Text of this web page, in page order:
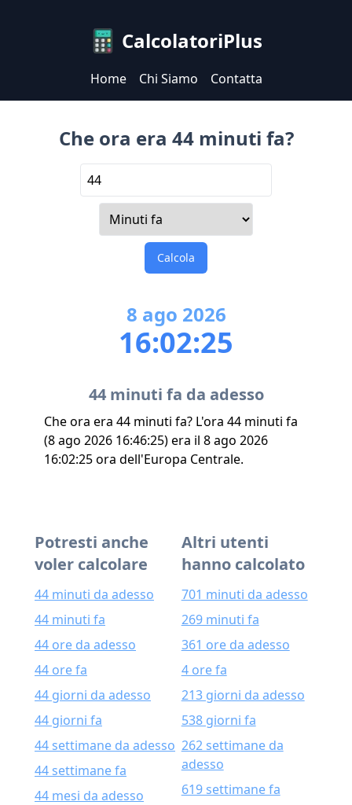
CalcolatoriPlus
Home Chi Siamo Contatta
Che ora era 44 minuti fa?
Calcola
8 ago 2026
16:02:25
44 minuti fa da adesso
Che ora era 44 minuti fa? L'ora 44 minuti fa
(8 ago 2026 16:46:25) era il 8 ago 2026
16:02:25 ora dell'Europa Centrale.
Potresti anche
voler calcolare
44 minuti da adesso
44 minuti fa
44 ore da adesso
44 ore fa
44 giorni da adesso
44 giorni fa
44 settimane da adesso
44 settimane fa
44 mesi da adesso
Altri utenti
hanno calcolato
701 minuti da adesso
269 minuti fa
361 ore da adesso
4 ore fa
213 giorni da adesso
538 giorni fa
262 settimane da
adesso
619 settimane fa